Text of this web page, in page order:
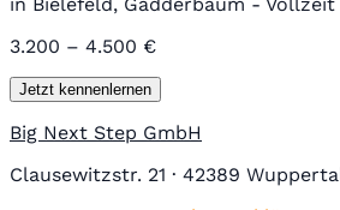
3.200 – 4.500 €
Jetzt kennenlernen
Big Next Step GmbH
Clausewitzstr. 21 · 42389